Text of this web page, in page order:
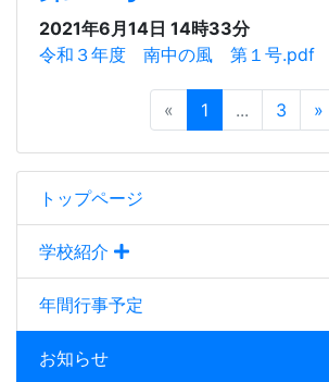
トップページ
学校紹介
年間行事予定
お知らせ
2021年6月14日 14時33分
令和３年度 南中の風 第１号.pdf
« 1 ... 3 »